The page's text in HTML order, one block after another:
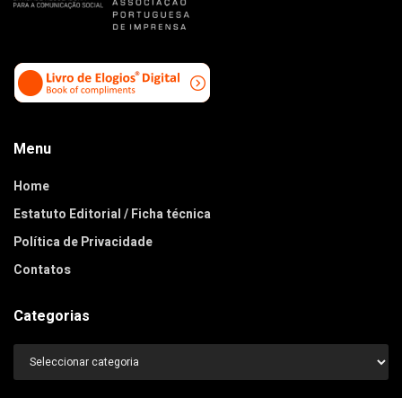
Menu
Home
Estatuto Editorial / Ficha técnica
Política de Privacidade
Contatos
Categorias
Categorias